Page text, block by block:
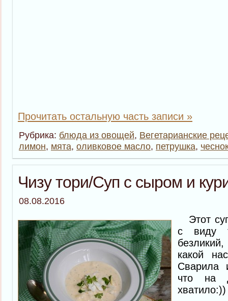
Прочитать остальную часть записи »
Рубрика: блюда из овощей, Вегетарианские
лимон, мята, оливковое масло, петрушка,
Чизу тори/Суп с сыром и
08.08.2016
Этот
с виду
какой
Сварила
что на
хватило:))